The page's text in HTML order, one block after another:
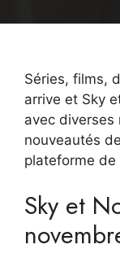
Séries, films,
arrive et Sky
avec diverses
nouveautés
plateforme de
Sky et